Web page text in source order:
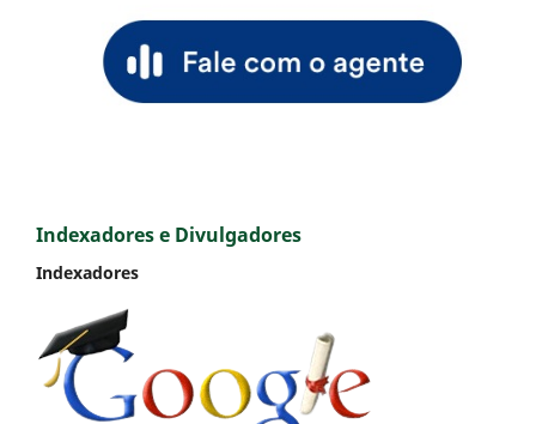
Indexadores e Divulgadores
Indexadores